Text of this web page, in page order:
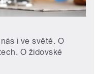
i ve světě. O
O židovské